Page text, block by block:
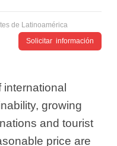
de Latinoamérica
Solicitar información
growing
and tourist
price are